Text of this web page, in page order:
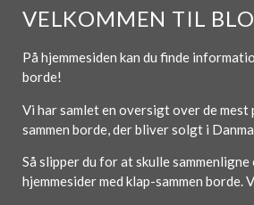
VELKOMMEN TIL
På hjemmesiden kan du finde
borde!
Vi har samlet en oversigt over de
sammen borde, der bliver solgt i
Så slipper du for at skulle
hjemmesider med klap-sammen borde.